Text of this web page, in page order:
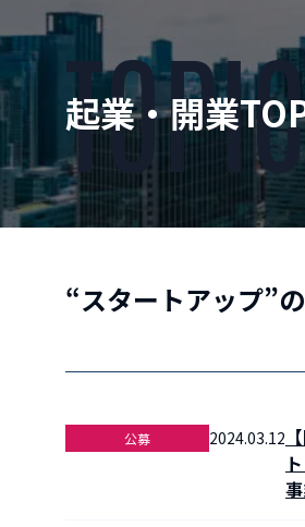
起業・開業
“スタートアップ”
公募 2024.03.12